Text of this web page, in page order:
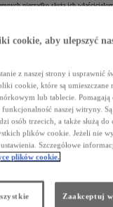
nierzadko służą ich
nich są dozwolone, inne mogą
dotyczącym przechowywania
w garażach podziemnych.
nie jest piwnicą
ochrony przeciwpożarowej
na zapis w § 4 pkt 2, który
stosowanie elementów wystroju i
niż 0,5 m od m.in.: urządzeń i
przekraczającej 373,15 K
temperatury 100°C, jest np.
postawić właściwie nic.
w rzeczywistości, gdyż na
nie tylko samochody, ale również
mieścić się w domu, sprzęt
płynów do spryskiwaczy przez
których szczególnie ponosi
wykonane konstrukcje do
Gorzej, jeżeli mamy do
cookie, aby ulepszyć
z naszej strony i usprawnić
cookie, które są umieszczane
lub tablecie. Pomagają
naszej witryny.
osób trzecich, a także służą
plików cookie. Jeżeli nie
Szczegółowe
plików cookie.
Zaakceptuj